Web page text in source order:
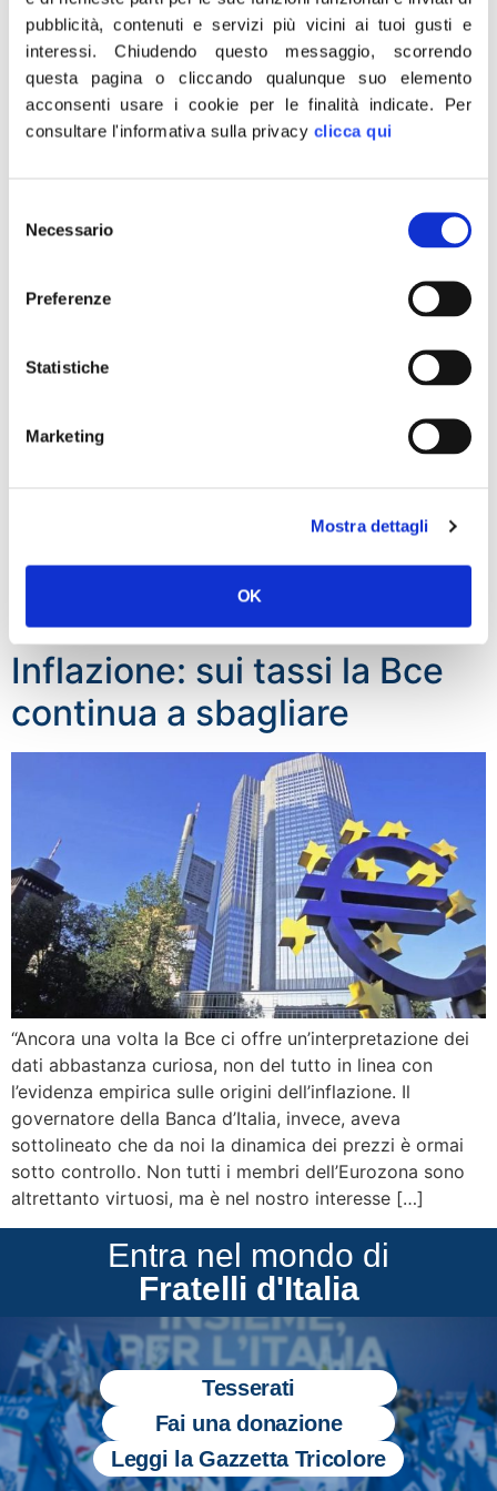
pubblicità, contenuti e servizi più vicini ai tuoi gusti e
interessi.Chiudendo questo messaggio, scorrendo
questa pagina o cliccando qualunque suo elemento
acconsenti usare i cookie per le finalità indicate. Per
consultare l'informativa sulla privacy clicca qui
delNecessario
Preferenze
Statistiche
Marketing
Mostra dettagli
OK
Inflazione: Francoforte
aspetta Godot per tagliare i
tassi, noi ancora delusi
“Sarà pure la quarta volta consecutiva in cui i tassi
restano invariati, ma ci aspettavamo sicuramente
delusi… Quousque tandem, Christine, abutere patientia
nostra?”. Così Marco Osnato – deputato di Fratelli
d’Italia, presidente della Commissione Finanze e
responsabile economico del partito – dopo che la Bce
ha […]
Inflazione: sui tassi la Bce
continua a sbagliare
“Ancora una volta la Bce ci offre un’interpretazione dei
dati abbastanza curiosa, non del tutto in linea con
l’evidenza empirica sulle origini dell’inflazione. Il
governatore della Banca d’Italia, invece, aveva
sottolineato che da noi la dinamica dei prezzi è ormai
sotto controllo. Non tutti i membri dell’Eurozona sono
altrettanto virtuosi, ma è nel nostro interesse […]
Entra nel mondo di
Fratelli d'Italia
Tesserati
Fai una donazione
Leggi la Gazzetta Tricolore